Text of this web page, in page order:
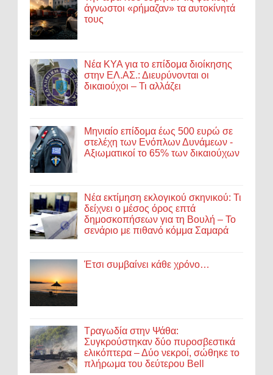
άγνωστοι «ρήμαζαν» τα αυτοκίνητά
τους
Νέα ΚΥΑ για το επίδομα διοίκησης
στην ΕΛ.ΑΣ.: Διευρύνονται οι
δικαιούχοι – Τι αλλάζει
Μηνιαίο επίδομα έως 500 ευρώ σε
στελέχη των Ενόπλων Δυνάμεων -
Αξιωματικοί το 65% των δικαιούχων
Νέα εκτίμηση εκλογικού σκηνικού: Τι
δείχνει ο μέσος όρος επτά
δημοσκοπήσεων για τη Βουλή – Το
σενάριο με πιθανό κόμμα Σαμαρά
Έτσι συμβαίνει κάθε χρόνο…
Τραγωδία στην Ψάθα:
Συγκρούστηκαν δύο πυροσβεστικά
ελικόπτερα – Δύο νεκροί, σώθηκε το
πλήρωμα του δεύτερου Bell